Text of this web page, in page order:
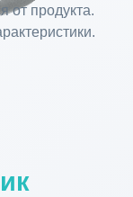
от продукта.